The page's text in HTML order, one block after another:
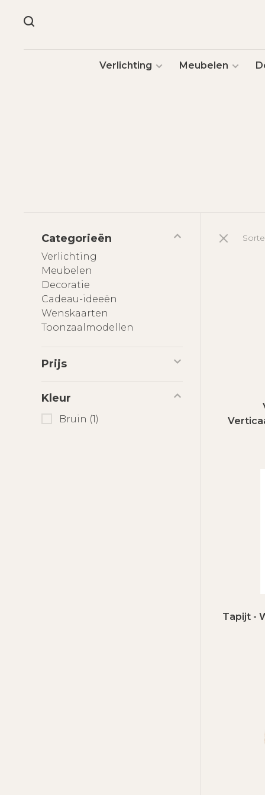
Verlichting Meubelen
Categorieën
Verlichting
Meubelen
Decoratie
Cadeau-ideeën
Wenskaarten
Toonzaalmodellen
Prijs
Kleur
Bruin (1)
Tapijt -